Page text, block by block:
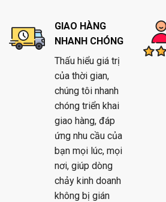
GIAO HÀNG
NHANH CHÓNG
Thấu hiểu giá trị
của thời gian,
chúng tôi nhanh
chóng triển khai
giao hàng, đáp
ứng nhu cầu của
bạn mọi lúc, mọi
nơi, giúp dòng
chảy kinh doanh
không bị gián